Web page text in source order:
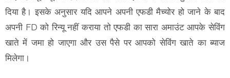
दिया है। इसके अनुसार यदि आपने अपनी एफडी मैच्योर हो जाने के बाद
अपनी FD को रिन्यू नहीं कराया तो एफडी का सारा अमाउंट आपके सेविंग
खाते में जमा हो जाएगा और उस पैसे पर आपको सेविंग खाते का ब्याज
मिलेगा।